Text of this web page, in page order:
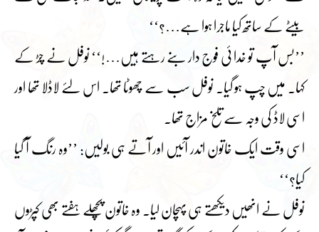
بیٹے کے ساتھ کیا ماجرا ہوا ہے…؟‘‘
’’بس آپ تو خدا ئی فوج دار بنے رہتے ہیں…!‘‘ نوفل نے چڑ کے
کہا۔ میں چپ ہو گیا۔ نوفل سب سے چھوٹا تھا۔ اس لئے لاڈلا تھا اور
اسی لاڈ کی وجہ سے تلخ مزاج تھا۔
اسی وقت ایک خاتون اندر آئیں اور آتے ہی بولیں: ’’وہ رنگ آ گیا
کیا؟‘‘
نوفل نے انھیں دیکھتے ہی پہچان لیا۔ وہ خاتون پچھلے ہفتے بھی کپڑوں